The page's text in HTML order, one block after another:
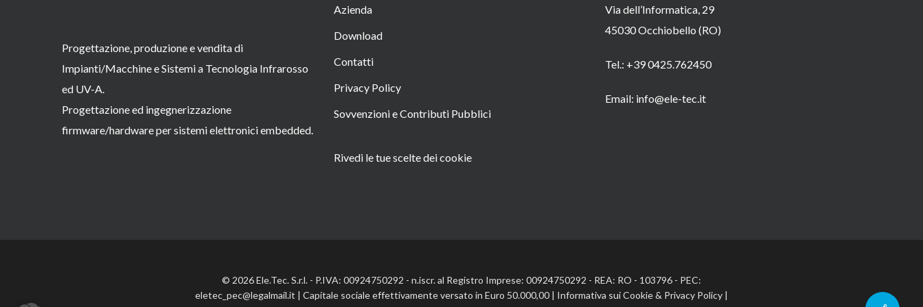
Progettazione, produzione e vendita di
Impianti/Macchine e Sistemi a Tecnologia Infrarosso
ed UV-A.
Progettazione ed ingegnerizzazione
firmware/hardware per sistemi elettronici embedded.
Azienda
Download
Contatti
Privacy Policy
Sovvenzioni e Contributi Pubblici
Rivedi le tue scelte dei cookie
Via dell’Informatica, 29
45030 Occhiobello (RO)
Tel.: +39 0425.762450
Email: info@ele-tec.it
© 2026 Ele.Tec. S.r.l. - P.IVA: 00924750292 - n.iscr. al Registro Imprese: 00924750292 - REA: RO - 103796 - PEC:
eletec_pec@legalmail.it | Capitale sociale effettivamente versato in Euro 50.000,00 | Informativa sui Cookie& Privacy Policy|